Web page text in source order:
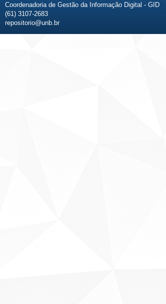
Coordenadoria de Gestão da Informação Digital - GID
(61) 3107-2683
repositorio@unb.br